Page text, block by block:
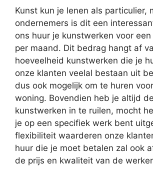
Kunst kun je lenen als particulier,
ondernemers is dit een
ons huur je kunstwerken voor
per maand. Dit bedrag hangt af
hoeveelheid kunstwerken die je
onze klanten veelal bestaan uit
dus ook mogelijk om te huren
woning. Bovendien heb je altijd
kunstwerken in te ruilen, mocht
je op een specifiek werk bent
flexibiliteit waarderen onze
huur die je moet betalen zal ook
de prijs en kwaliteit van de